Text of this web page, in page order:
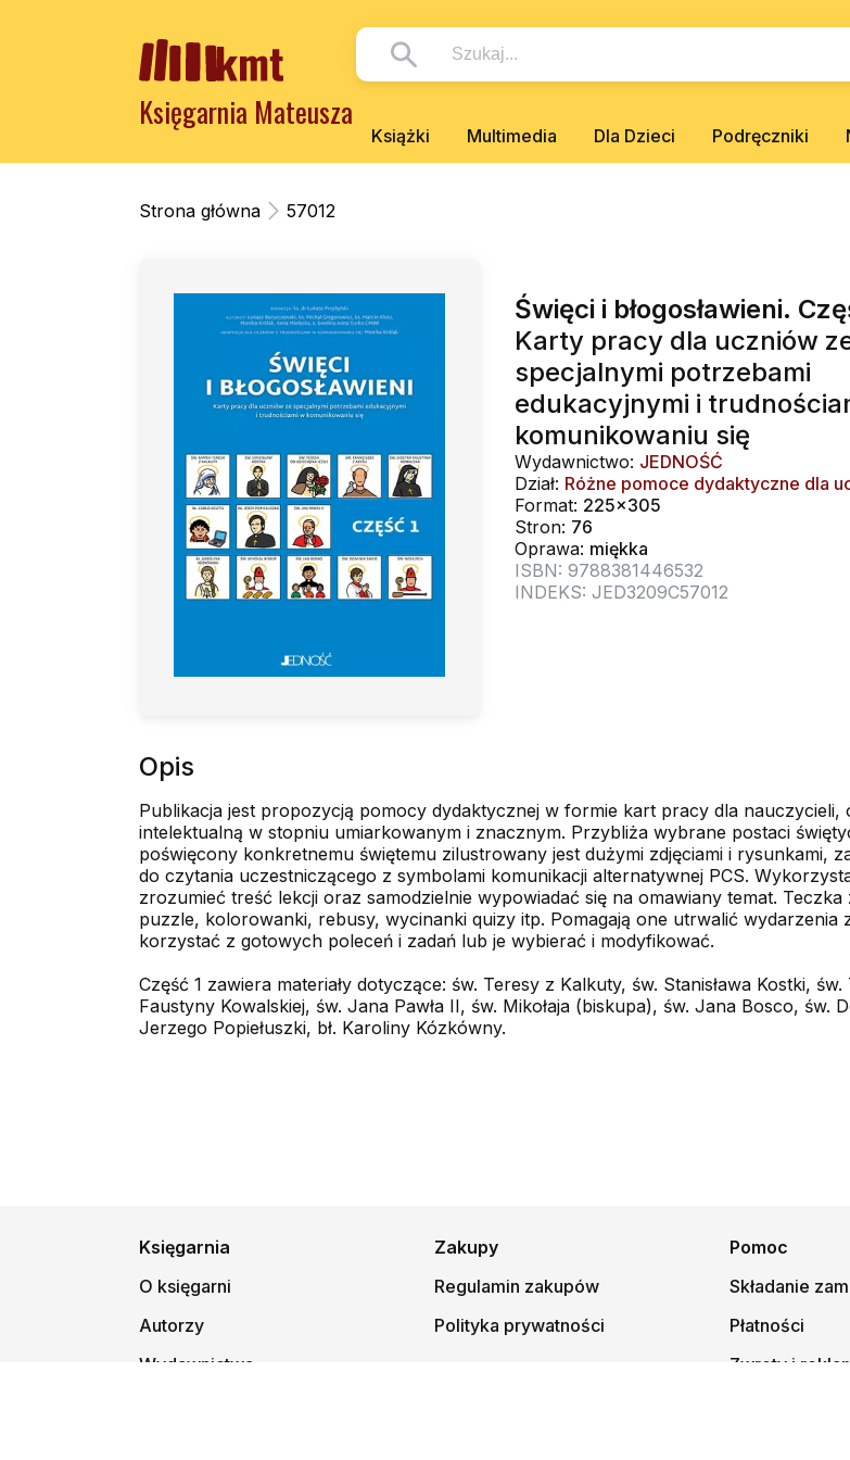
Księgarnia Mateusza
Książki Multimedia Dla Dzieci Podręczniki
Strona główna 57012
Święci i błogosławieni.
Karty pracy dla uczniów
specjalnymi potrzebami
edukacyjnymi i
komunikowaniu się
Wydawnictwo: JEDNOŚĆ
Dział: Różne pomoce dydaktyczne dla
Format: 225x305
Stron: 76
Oprawa: miękka
ISBN: 9788381446532
INDEKS: JED3209C57012
Opis
Publikacja jest propozycją pomocy dydaktycznej w formie kart pracy dla
intelektualną w stopniu umiarkowanym i znacznym. Przybliża wybrane postaci
poświęcony konkretnemu świętemu zilustrowany jest dużymi zdjęciami i rysunkami,
do czytania uczestniczącego z symbolami komunikacji alternatywnej PCS.
zrozumieć treść lekcji oraz samodzielnie wypowiadać się na omawiany temat.
puzzle, kolorowanki, rebusy, wycinanki quizy itp. Pomagają one utrwalić wydarzenia
korzystać z gotowych poleceń i zadań lub je wybierać i modyfikować.
Część 1 zawiera materiały dotyczące: św. Teresy z Kalkuty, św. Stanisława Kostki,
Faustyny Kowalskiej, św. Jana Pawła II, św. Mikołaja (biskupa), św. Jana Bosco, św.
Jerzego Popiełuszki, bł. Karoliny Kózkówny.
Księgarnia
O księgarni
Autorzy
Wydawnictwa
Zakupy
Regulamin zakupów
Polityka prywatności
Pomoc
Składanie
Płatności
Zwroty i